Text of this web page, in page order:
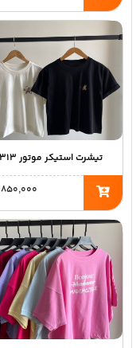
تیشرت استیکر موتور ۲۲۱۳۱۳
۸۵۰,۰۰۰